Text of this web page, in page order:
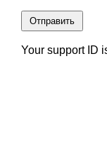
Отправить
Your support ID